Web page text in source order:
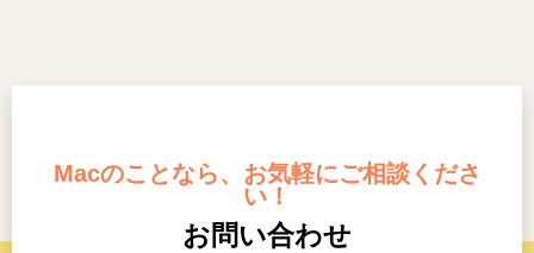
Macのことなら、お気軽にご相談くださ
い！
お問い合わせ